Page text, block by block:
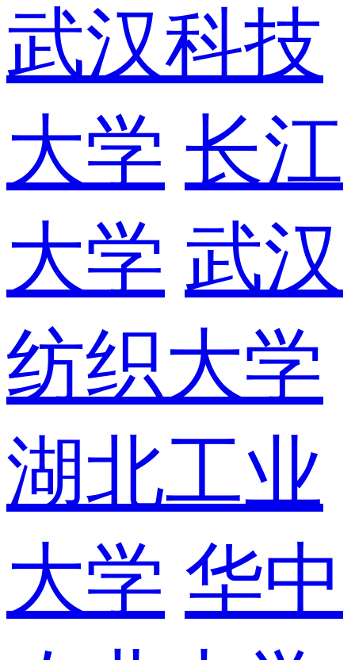
武汉科技
大学 长江
大学 武汉
纺织大学
湖北工业
大学 华中